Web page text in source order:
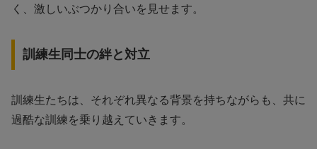
く、激しいぶつかり合いを見せます。
訓練生同士の絆と対立
訓練生たちは、それぞれ異なる背景を持ちながらも、共に
過酷な訓練を乗り越えていきます。